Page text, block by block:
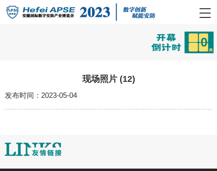
0
现场照片 (12)
发布时间：2023-05-04